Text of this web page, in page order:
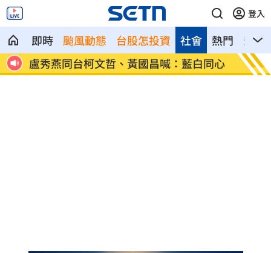
登入
即時 颱風動態 台股怎投資 熱門 影音
社會
哭
盧秀燕同台柯文哲、黃國昌喊：藍白同心
慈濟
圾」